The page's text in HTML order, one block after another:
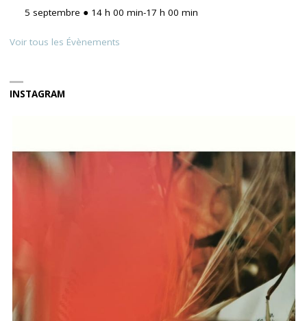
5 septembre ● 14 h 00 min-17 h 00 min
Voir tous les Évènements
INSTAGRAM